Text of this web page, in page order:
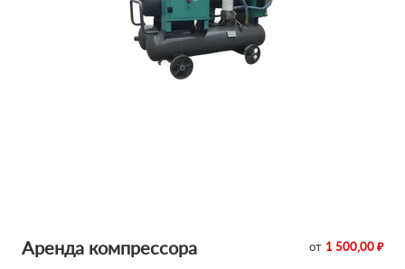
Аренда компрессора от 1 500,00 ₽